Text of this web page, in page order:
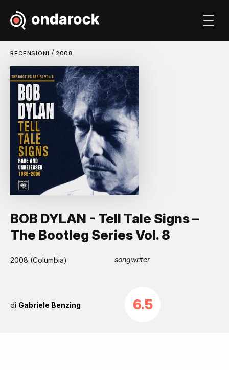
RECENSIONI / 2008
BOB DYLAN - Tell Tale Signs –
The Bootleg Series Vol. 8
2008 (Columbia) songwriter
di Gabriele Benzing 6.5